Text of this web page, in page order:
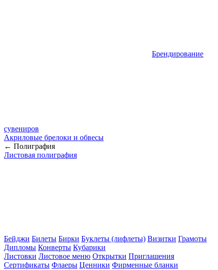
Брендирование
сувениров
Акриловые брелоки и обвесы
← Полиграфия
Листовая полиграфия
Бейджи Билеты Бирки Буклеты (лифлеты) Визитки Грамоты
Дипломы Конверты Кубарики
Листовки Листовое меню Открытки Приглашения
Сертификаты Флаеры Ценники Фирменные бланки